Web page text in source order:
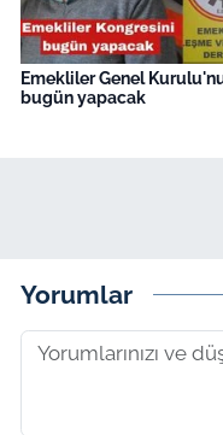
Emekliler Genel
bugün yapacak
Yorumlar